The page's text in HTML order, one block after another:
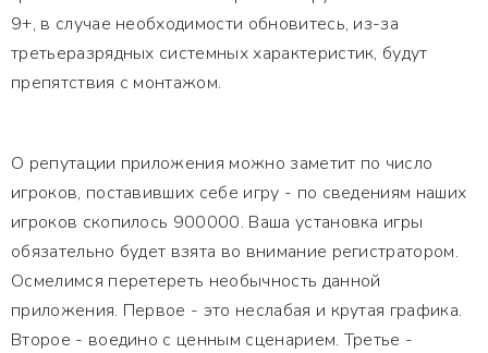
9+, в случае необходимости обновитесь, из-за
третьеразрядных системных характеристик, будут
препятствия с монтажом.
О репутации приложения можно заметит по число
игроков, поставивших себе игру - по сведениям наших
игроков скопилось 900000. Ваша установка игры
обязательно будет взята во внимание регистратором.
Осмелимся перетереть необычность данной
приложения. Первое - это неслабая и крутая графика.
Второе - воедино с ценным сценарием. Третье -